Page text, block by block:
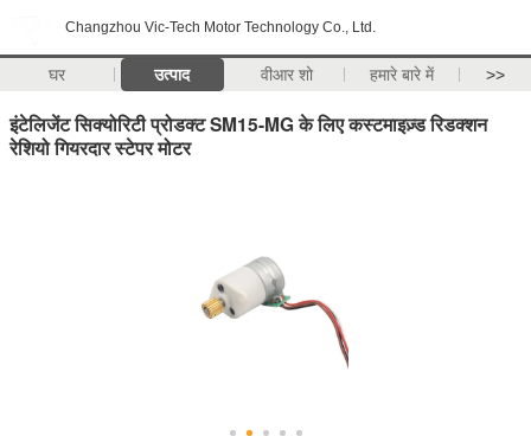
Changzhou Vic-Tech Motor Technology Co., Ltd.
घर उत्पाद वीआर शो हमारे बारे में >>
इंटेलिजेंट सिक्योरिटी प्रोडक्ट SM15-MG के लिए कस्टमाइज़्ड रिडक्शन
रेशियो गियरदार स्टेपर मोटर